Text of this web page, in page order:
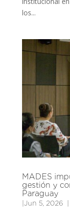
los...
MADES
gestión y
Paraguay
Jun 5, 2026